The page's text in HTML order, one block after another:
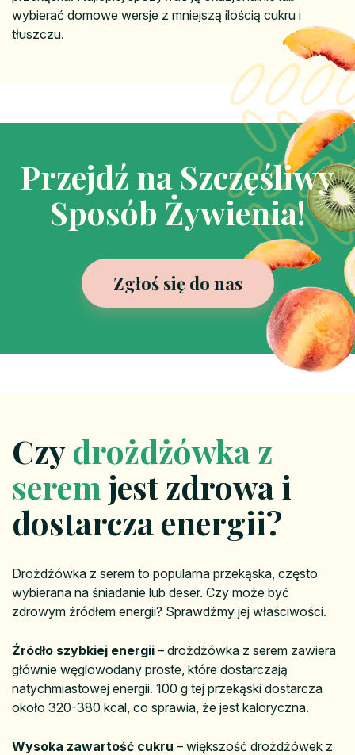
wybierać domowe wersje z mniejszą ilością cukru i
tłuszczu.
Przejdź na Szczęśliwy
Sposób Żywienia!
Zgłoś się do nas
Czydrożdżówka z
serem jest zdrowa i
dostarcza energii?
Drożdżówka z serem to popularna przekąska, często
wybierana na śniadanie lub deser. Czy może być
zdrowym źródłem energii? Sprawdźmy jej właściwości.
Źródło szybkiej energii – drożdżówka z serem zawiera
głównie węglowodany proste, które dostarczają
natychmiastowej energii. 100 g tej przekąski dostarcza
około 320-380 kcal, co sprawia, że jest kaloryczna.
Wysoka zawartość cukru – większość drożdżówek z